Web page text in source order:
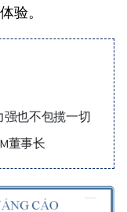
验。
强也不包揽一切
董事长